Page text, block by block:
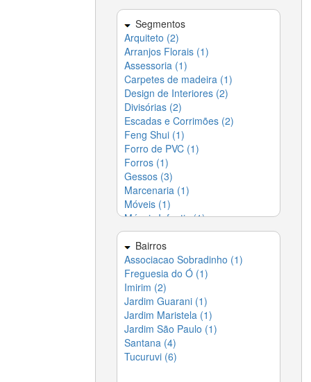
▶ Dedetizadora (4)
▶
Dedetizadoras e
Desentupidoras (5)
▶ Desentupidoras (5)
▶ Entregas em Domicílio -
Delivery (4)
▶ Escolas (21)
▶ Esoterismo (1)
▶ Eventos (22)
▶ Festas (25)
▶ Fotos e Vídeos (3)
▶ Gráficas (3)
▶ Indústrias (5)
▶ Informática (5)
▶ Jardinagem (3)
▶ Lavanderias (2)
▶ Lazer e Entretenimento (4)
▶ Limpeza (10)
▶ Móveis (5)
▶ Paisagismo (2)
▶ Papelarias (1)
▶ Piscinas, Hidros e Saunas (5)
▶ Portão (4)
▶ Profissionais Liberais (29)
▶ Redes de Proteção (5)
Restaurantes - Bares (3)
Segmentos
Arquiteto (2)
Arranjos Florais (1)
Assessoria (1)
Carpetes de madeira (1)
Design de Interiores (2)
Divisórias (2)
Escadas e Corrimões (2)
Feng Shui (1)
Forro de PVC (1)
Forros (1)
Gessos (3)
Marcenaria (1)
Móveis (1)
Móveis Infantis (1)
Paisagismo (3)
Papel de parede (1)
Persianas e Cortinas (2)
Pinturas (3)
Piso Laminado (1)
Pisos - Paviflex (1)
Projetos (2)
Projetos em 3D (1)
Tapeçaria (1)
Tapete (1)
Bairros
Associacao Sobradinho (1)
Freguesia do Ó (1)
Imirim (2)
Jardim Guarani (1)
Jardim Maristela (1)
Jardim São Paulo (1)
Santana (4)
Tucuruvi (6)